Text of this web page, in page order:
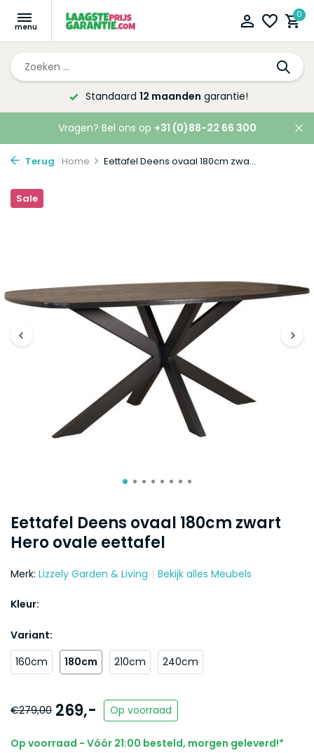
0
Standaard 12 maanden garantie!
Vragen? Bel ons op +31 (0)88-22 66 300
Terug Home Eettafel Deens ovaal 180cm zwa...
Eettafel Deens ovaal 180cm zwart
Hero ovale eettafel
Sale
Merk: Lizzely Garden & Living Bekijk alles Meubels
Kleur:
Variant:
160cm
180cm 210cm 240cm
€279,00 269,- Op voorraad
Op voorraad - Vóór 21:00 besteld, morgen geleverd!*